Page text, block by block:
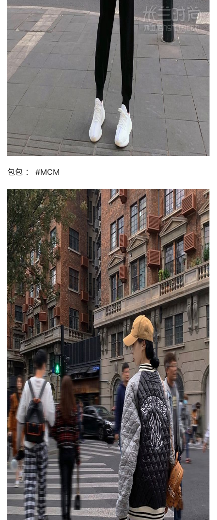
包包 ： #MCM